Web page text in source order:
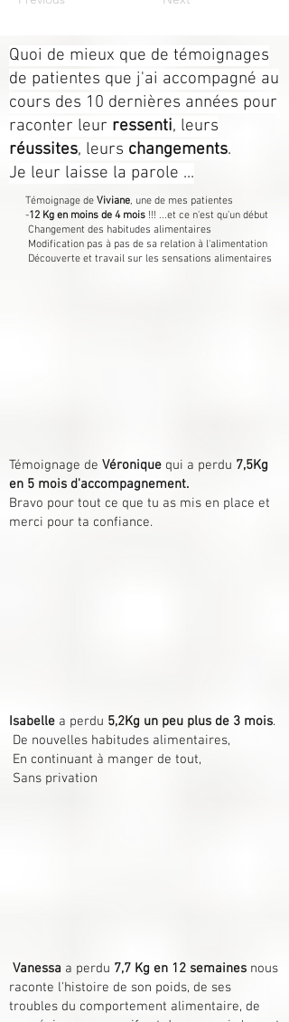
Quoi de mieux que de témoignages
de patientes que j'ai accompagné au
cours des 10 dernières années pour
raconter leur ressenti, leurs
réussites, leurs changements.
Je leur laisse la parole ...
Témoignage de Viviane, une de mes patientes
-12 Kg en moins de 4 mois !!! ...et ce n'est qu'un début
Changement des habitudes alimentaires
Modification pas à pas de sa relation à l'alimentation
Découverte et travail sur les sensations alimentaires
Témoignage de Véronique qui a perdu 7,5Kg
en 5 mois d'accompagnement.
Bravo pour tout ce que tu as mis en place et
merci pour ta confiance.
Isabelle a perdu 5,2Kg un peu plus de 3 mois.
De nouvelles habitudes alimentaires,
En continuant à manger de tout,
Sans privation
Vanessa a perdu 7,7 Kg en 12 semaines nous
raconte l'histoire de son poids, de ses
troubles du comportement alimentaire, de